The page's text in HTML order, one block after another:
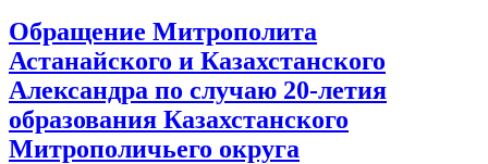
Обращение Митрополита
Астанайского и Казахстанского
Александра по случаю 20-летия
образования Казахстанского
Митрополичьего округа